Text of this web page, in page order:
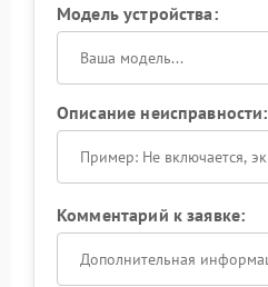
Модель устройства:
Описание неисправности:
Комментарий к заявке: